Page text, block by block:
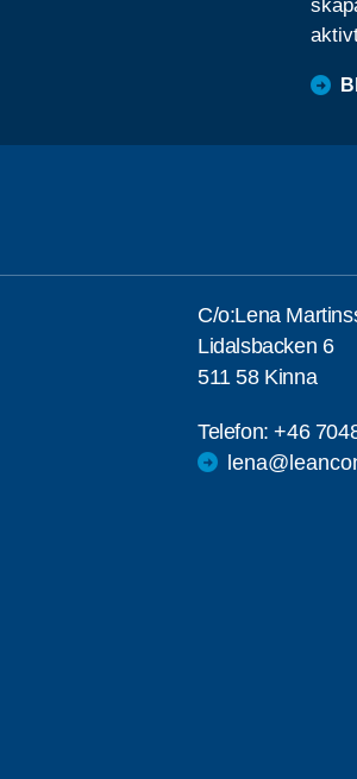
C/o:Lena
Lidalsbacken 6
511 58 Kinna
Telefon:+46